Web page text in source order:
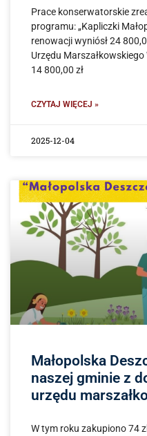
Prace konserwatorskie
programu: „Kapliczki
renowacji wyniósł 24
Urzędu
14 800,00 zł
CZYTAJ WIĘCEJ »
2025-12-04
Małopolska
naszej gminie z
urzędu
W tym roku zakupiono 74